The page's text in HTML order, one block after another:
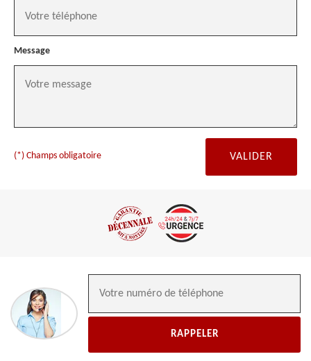
Message
(*) Champs obligatoire